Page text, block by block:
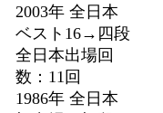
2003年 全日本
ベスト16→四段
全日本出場回
数：11回
1986年 全日本